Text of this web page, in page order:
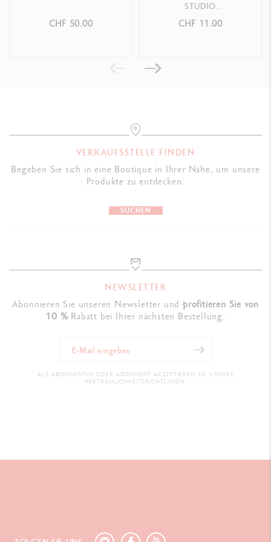
Entleerung der Tube
Swiss Made, CE / UKCA
Ref. 2333.170
CHF 50.00
STUDIO
ULTRAMARINBLAU
CHF 11.00
VERKAUFSSTELLE FINDEN
Begeben Sie sich in eine Boutique in Ihrer Nähe, um unsere
Produkte zu entdecken.
SUCHEN
NEWSLETTER
Abonnieren Sie unseren Newsletter undprofitieren Sie von
10 %Rabatt bei Ihrer nächsten Bestellung.
ALS ABONNENTIN ODER ABONNENT AKZEPTIEREN SIE UNSERE
VERTRAULICHKEITSRICHTLINIEN.